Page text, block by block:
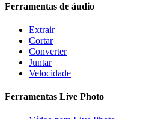
Ferramentas de áudio
Extrair
Cortar
Converter
Juntar
Velocidade
Ferramentas Live Photo